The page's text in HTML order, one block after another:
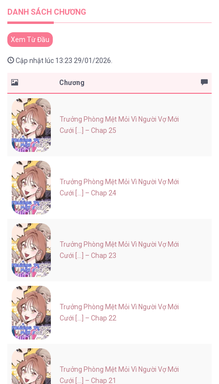
DANH SÁCH CHƯƠNG
Xem Từ Đầu
Cập nhật lúc 13:23 29/01/2026.
Chương
Trưởng Phòng Mệt Mỏi Vì Người Vợ Mới
Cưới [...] – Chap 25
Trưởng Phòng Mệt Mỏi Vì Người Vợ Mới
Cưới [...] – Chap 24
Trưởng Phòng Mệt Mỏi Vì Người Vợ Mới
Cưới [...] – Chap 23
Trưởng Phòng Mệt Mỏi Vì Người Vợ Mới
Cưới [...] – Chap 22
Trưởng Phòng Mệt Mỏi Vì Người Vợ Mới
Cưới [...] – Chap 21